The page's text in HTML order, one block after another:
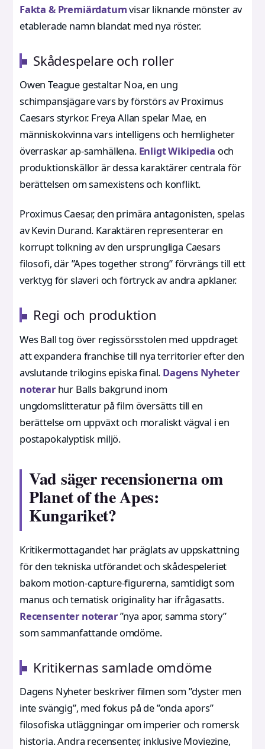
Fakta & Premiärdatumvisar liknande mönster av
etablerade namn blandat med nya röster.
Skådespelare och roller
Owen Teague gestaltar Noa, en ung
schimpansjägare vars by förstörs av Proximus
Caesars styrkor. Freya Allan spelar Mae, en
människokvinna vars intelligens och hemligheter
överraskar ap-samhällena. Enligt Wikipedia och
produktionskällor är dessa karaktärer centrala för
berättelsen om samexistens och konflikt.
Proximus Caesar, den primära antagonisten, spelas
av Kevin Durand. Karaktären representerar en
korrupt tolkning av den ursprungliga Caesars
filosofi, där ”Apes together strong” förvrängs till ett
verktyg för slaveri och förtryck av andra apklaner.
Regi och produktion
Wes Ball tog över regissörsstolen med uppdraget
att expandera franchise till nya territorier efter den
avslutande trilogins episka final. Dagens Nyheter
noterarhur Balls bakgrund inom
ungdomslitteratur på film översätts till en
berättelse om uppväxt och moraliskt vägval i en
postapokalyptisk miljö.
Vad säger recensionerna om
Planet of the Apes:
Kungariket?
Kritikermottagandet har präglats av uppskattning
för den tekniska utförandet och skådespeleriet
bakom motion-capture-figurerna, samtidigt som
manus och tematisk originality har ifrågasatts.
Recensenter noterar”nya apor, samma story”
som sammanfattande omdöme.
Kritikernas samlade omdöme
Dagens Nyheter beskriver filmen som ”dyster men
inte svängig”, med fokus på de ”onda apors”
filosofiska utläggningar om imperier och romersk
historia. Andra recensenter, inklusive Moviezine,